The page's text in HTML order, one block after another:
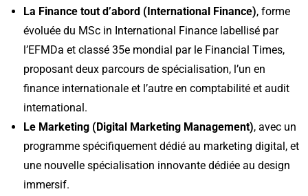
La Finance tout d’abord (International Finance), forme
évoluée du MSc in International Finance labellisé par
l’EFMDa et classé 35e mondial par le Financial Times,
proposant deux parcours de spécialisation, l’un en
finance internationale et l’autre en comptabilité et audit
international.
Le Marketing (Digital Marketing Management), avec un
programme spécifiquement dédié au marketing digital, et
une nouvelle spécialisation innovante dédiée au design
immersif.